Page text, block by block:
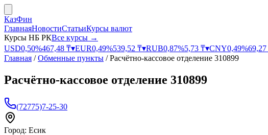
КазФин
ГлавнаяНовостиСтатьиКурсы валют
Курсы НБ РКВсе курсы →
USD0,50%467,48 ₸▾EUR0,49%539,52 ₸▾RUB0,87%5,73 ₸▾CNY0,49%69,27
Главная /Обменные пункты /Расчётно-кассовое отделение 310899
Расчётно-кассовое отделение 310899
(72775)7-25-30
Город: Есик